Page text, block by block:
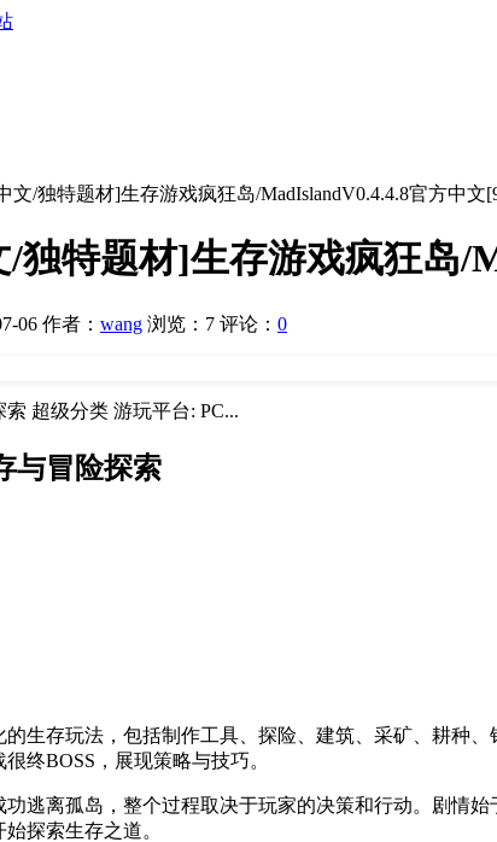
文/独特题材]生存游戏疯狂岛/MadIslandV0.4.4.8官方中文
独特题材]生存游戏疯狂岛/
06 作者： wang 浏览：7 评论： 0
超级分类 游玩平台: PC...
与冒险探索
生存玩法，包括制作工具、探险、建筑、采矿、耕种
终BOSS，展现策略与技巧。
功逃离孤岛，整个过程取决于玩家的决策和行动。剧
始探索生存之道。